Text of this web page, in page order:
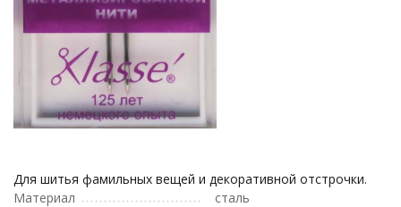
Для шитья фамильных вещей и декоративной отстрочки.
Материал
сталь